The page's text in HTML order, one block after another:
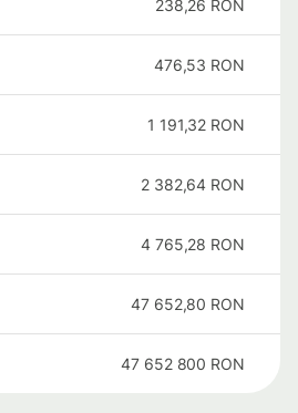
238,26 RON
476,53 RON
1 191,32 RON
2 382,64 RON
4 765,28 RON
47 652,80 RON
47 652 800 RON